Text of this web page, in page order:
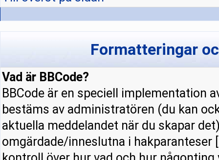
Formatteringar
Vad är BBCode?
BBCode är en speciell implementation
bestäms av administratören (du kan
aktuella meddelandet när du skapar
omgärdade/inneslutna i hakparanteser